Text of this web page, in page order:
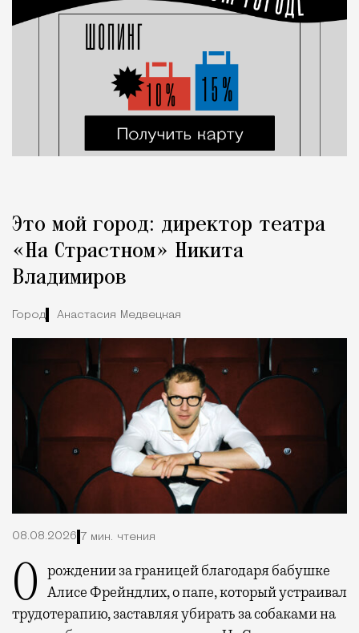
Это мой город: директор театра
«На Страстном» Никита
Владимиров
Город Анастасия Медвецкая
08.08.2026 7 мин. чтения
О рождении за границей благодаря бабушке Алисе Фрейндлих, о папе, который устраивал
трудотерапию, заставляя убирать за собаками на